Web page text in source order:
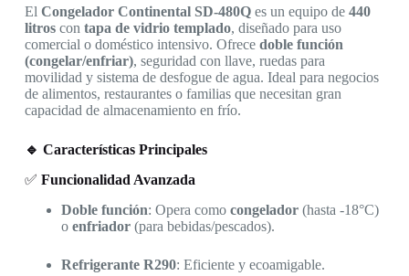
El Congelador Continental SD-480Qes un equipo de 440
litroscon tapa de vidrio templado, diseñado para uso
comercial o doméstico intensivo. Ofrece doble función
(congelar/enfriar), seguridad con llave, ruedas para
movilidad y sistema de desfogue de agua. Ideal para negocios
de alimentos, restaurantes o familias que necesitan gran
capacidad de almacenamiento en frío.
🔹 Características Principales
✅ Funcionalidad Avanzada
Doble función: Opera como congelador(hasta -18°C)
o enfriador(para bebidas/pescados).
Refrigerante R290: Eficiente y ecoamigable.